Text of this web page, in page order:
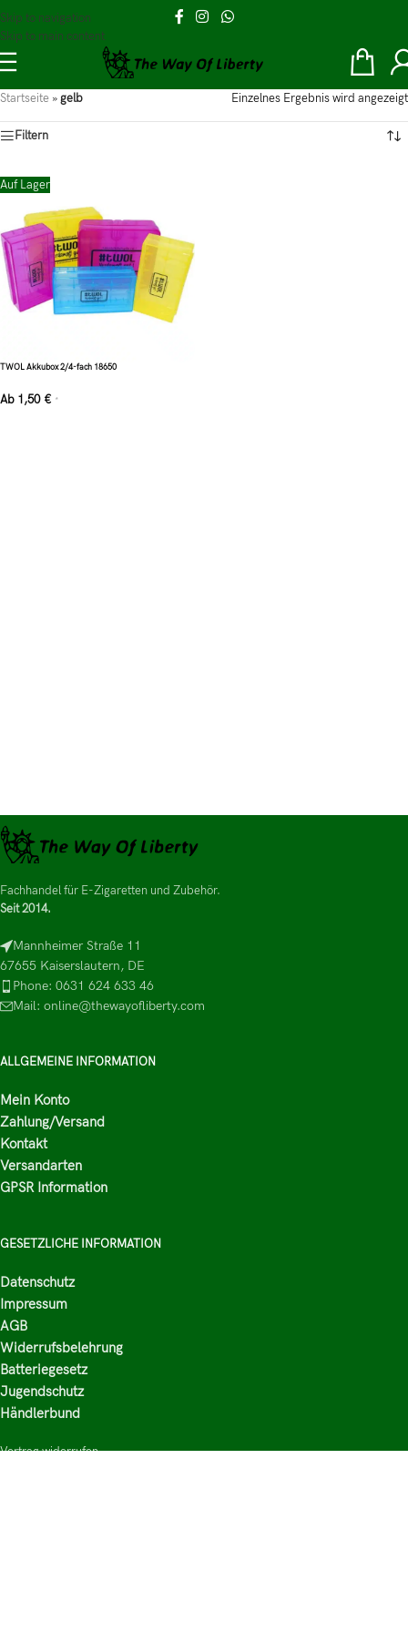
Skip to navigation
Skip to main content
Startseite »gelb Einzelnes Ergebnis wird angezeigt
Filtern
Auf Lager
TWOL Akkubox 2/4-fach 18650
Ab 1,50 € *
Fachhandel für E-Zigaretten und Zubehör.
Seit 2014.
Mannheimer Straße 11
67655 Kaiserslautern, DE
Phone: 0631 624 633 46
Mail: online@thewayofliberty.com
ALLGEMEINE INFORMATION
Mein Konto
Zahlung/Versand
Kontakt
Versandarten
GPSR Information
GESETZLICHE INFORMATION
Datenschutz
Impressum
AGB
Widerrufsbelehrung
Batteriegesetz
Jugendschutz
Händlerbund
Vertrag widerrufen